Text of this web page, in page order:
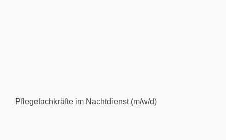
Pflegefachkräfte im Nachtdienst (m/w/d)